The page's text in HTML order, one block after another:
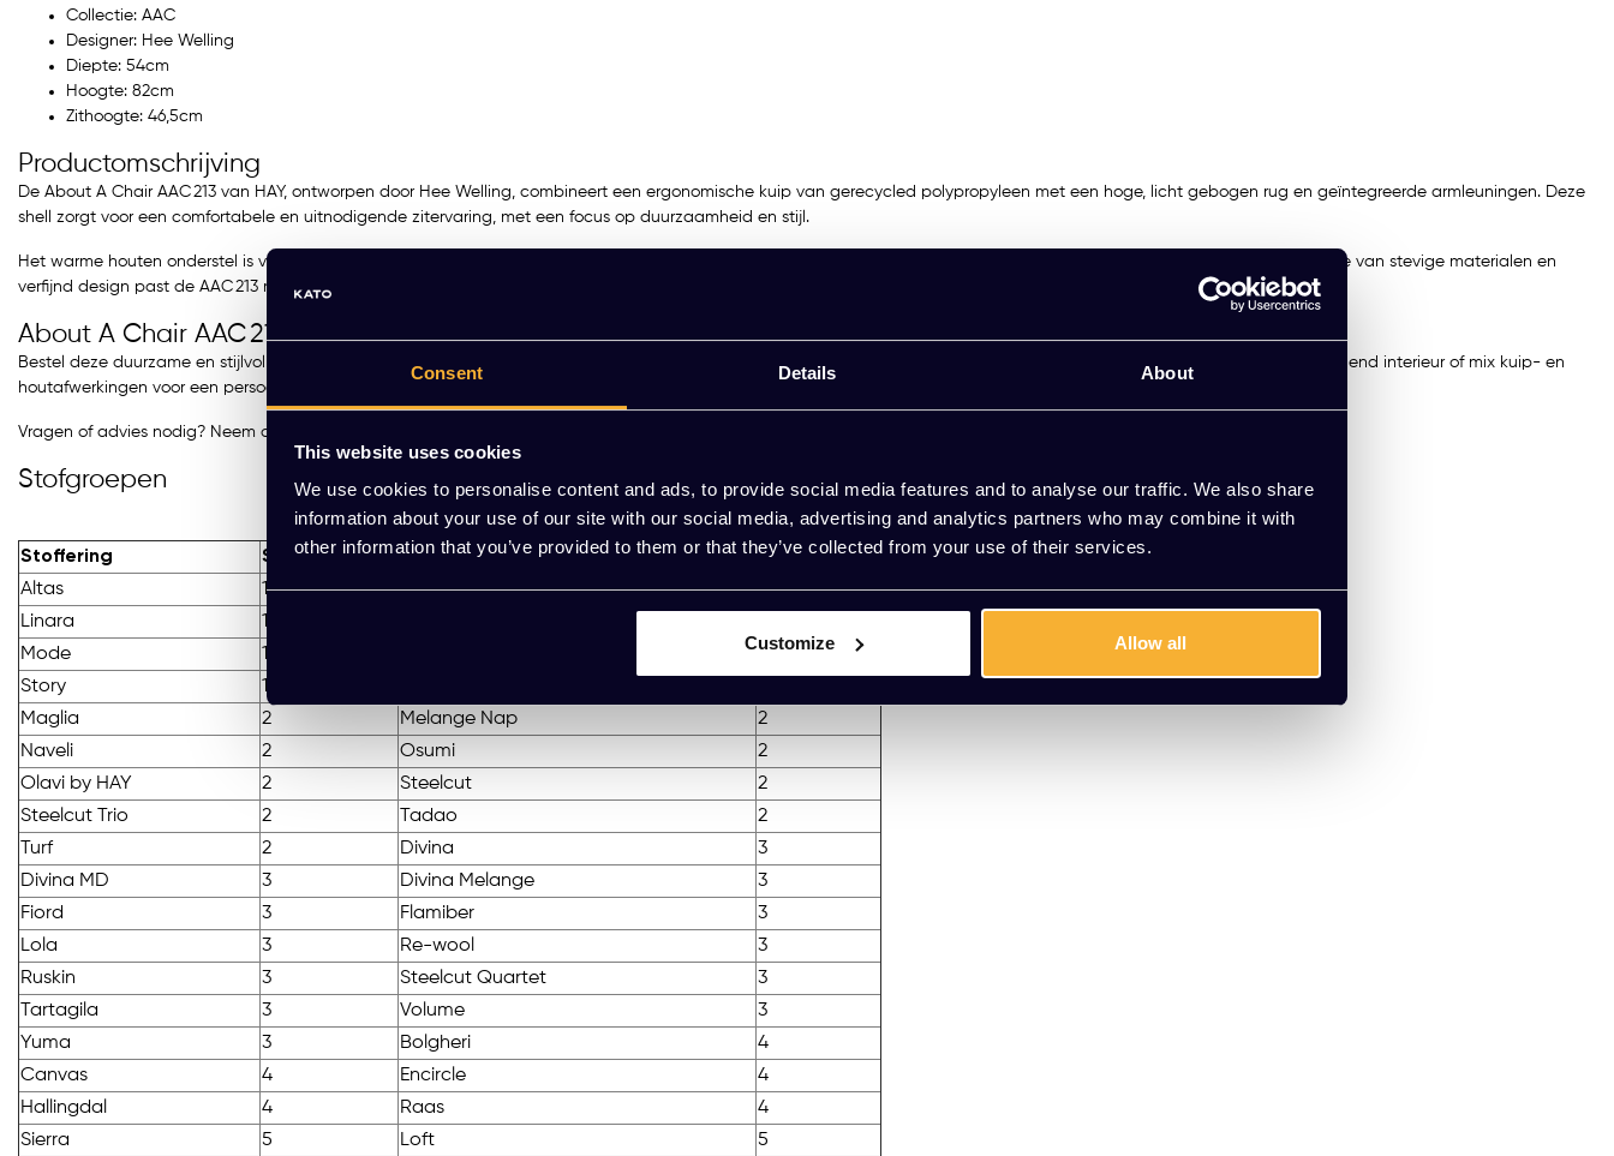
Consent Details About
This website uses cookies
We use cookies to personalise content and ads, to provide social media features and to analyse our traffic. We also share
information about your use of our site with our social media, advertising and analytics partners who may combine it with
other information that you’ve provided to them or that they’ve collected from your use of their services.
Customize Allow all
Collectie: AAC
Designer: Hee Welling
Diepte: 54cm
Hoogte: 82cm
Zithoogte: 46,5cm
Productomschrijving
De About A Chair AAC 213 van HAY, ontworpen door Hee Welling, combineert een ergonomische kuip van gerecycled polypropyleen met een hoge, licht gebogen rug en geïntegreerde armleuningen. Deze
shell zorgt voor een comfortabele en uitnodigende zitervaring, met een focus op duurzaamheid en stijl.
Het warme houten onderstel is vervaardigd uit massief eiken of walnoot, met elegant gevormde poten die stabiliteit en natuurlijke charme toevoegen. Dankzij de combinatie van stevige materialen en
verfijnd design past de AAC 213 moeiteloos in uiteenlopende settingen, zoals eetkamers, kantoorruimtes en stijlvolle wachtruimtes.
About A Chair AAC 213 kopen?
Bestel deze duurzame en stijlvolle designstoel eenvoudig online of vraag vrijblijvend een offerte aan. Combineer met andere modellen uit de AAC-serie voor een samenhangend interieur of mix kuip- en
houtafwerkingen voor een persoonlijke touch.
Vragen of advies nodig? Neem contact op via de WhatsApp‑button of mail naar
Stofgroepen
Stoffering Stopgroep Stoffering
Stofgroep
Altas
1 Autumn
1
Linara
1
Mode
1
1
Story
1
Maglia
2 Melange Nap
2
Naveli
2 Osumi
2
Olavi by HAY
2 Steelcut
2
Steelcut Trio
2 Tadao
2
Turf
2 Divina
3
Divina MD
3 Divina Melange
3
Fiord
3 Flamiber
3
Lola
3 Re-wool
3
Ruskin
3 Steelcut Quartet
3
Tartagila
3 Volume
3
Yuma
3 Bolgheri
4
Canvas
4 Encircle
4
Hallingdal
4 Raas
4
Sierra
5 Loft
5